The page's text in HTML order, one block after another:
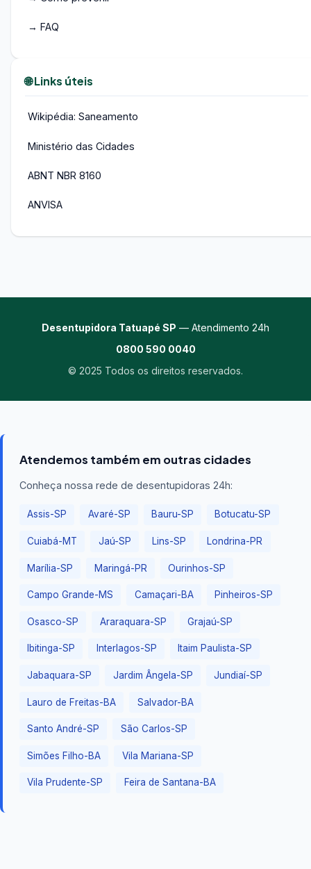
→ FAQ
🌐 Links úteis
Wikipédia: Saneamento
Ministério das Cidades
ABNT NBR 8160
ANVISA
Desentupidora Tatuapé SP — Atendimento 24h
0800 590 0040
© 2025 Todos os direitos reservados.
Atendemos também em outras cidades
Conheça nossa rede de desentupidoras 24h:
Assis-SP Avaré-SP Bauru-SP Botucatu-SP
Cuiabá-MT Jaú-SP Lins-SP Londrina-PR
Marília-SP Maringá-PR Ourinhos-SP
Campo Grande-MS Camaçari-BA Pinheiros-SP
Osasco-SP Araraquara-SP Grajaú-SP
Ibitinga-SP Interlagos-SP Itaim Paulista-SP
Jabaquara-SP Jardim Ângela-SP Jundiaí-SP
Lauro de Freitas-BA Salvador-BA
Santo André-SP São Carlos-SP
Simões Filho-BA Vila Mariana-SP
Vila Prudente-SP Feira de Santana-BA